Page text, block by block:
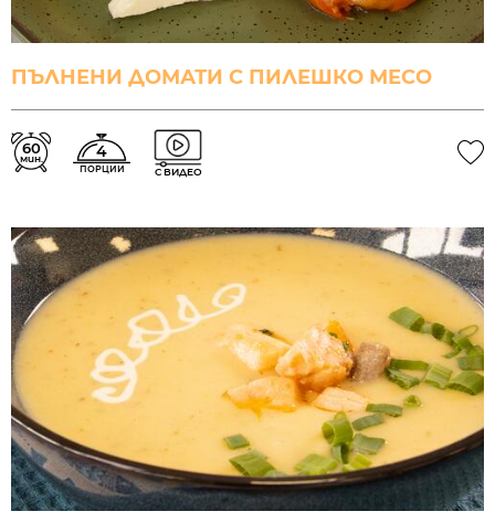
ПЪЛНЕНИ ДОМАТИ С ПИЛЕШКО МЕСО
60
мин. 4
ПОРЦИИ С ВИДЕО